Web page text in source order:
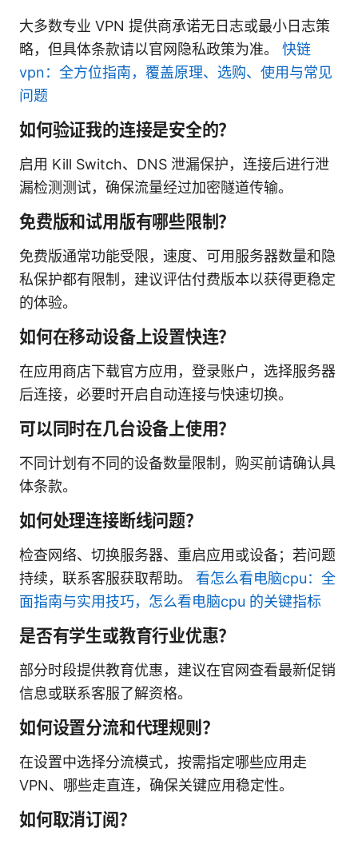
大多数专业 VPN 提供商承诺无日志或最小日志策
略，但具体条款请以官网隐私政策为准。 快链
vpn：全方位指南，覆盖原理、选购、使用与常见
问题
如何验证我的连接是安全的？
启用 Kill Switch、DNS 泄漏保护，连接后进行泄
漏检测测试，确保流量经过加密隧道传输。
免费版和试用版有哪些限制？
免费版通常功能受限，速度、可用服务器数量和隐
私保护都有限制，建议评估付费版本以获得更稳定
的体验。
如何在移动设备上设置快连？
在应用商店下载官方应用，登录账户，选择服务器
后连接，必要时开启自动连接与快速切换。
可以同时在几台设备上使用？
不同计划有不同的设备数量限制，购买前请确认具
体条款。
如何处理连接断线问题？
检查网络、切换服务器、重启应用或设备；若问题
持续，联系客服获取帮助。 看怎么看电脑cpu：全
面指南与实用技巧，怎么看电脑cpu 的关键指标
是否有学生或教育行业优惠？
部分时段提供教育优惠，建议在官网查看最新促销
信息或联系客服了解资格。
如何设置分流和代理规则？
在设置中选择分流模式，按需指定哪些应用走
VPN、哪些走直连，确保关键应用稳定性。
如何取消订阅？